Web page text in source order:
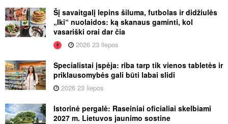
Šį savaitgalį lepins šiluma, futbolas ir didžiulės
„Iki“ nuolaidos: ką skanaus gaminti, kol
vasariški orai dar čia
2026 23 liepos
Specialistai įspėja: riba tarp tik vienos tabletės ir
priklausomybės gali būti labai slidi
2026 23 liepos
Istorinė pergalė: Raseiniai oficialiai skelbiami
2027 m. Lietuvos jaunimo sostine